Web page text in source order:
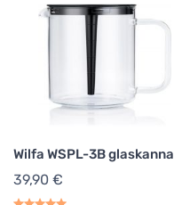
Wilfa WSPL-3B glaskanna
39,90 €